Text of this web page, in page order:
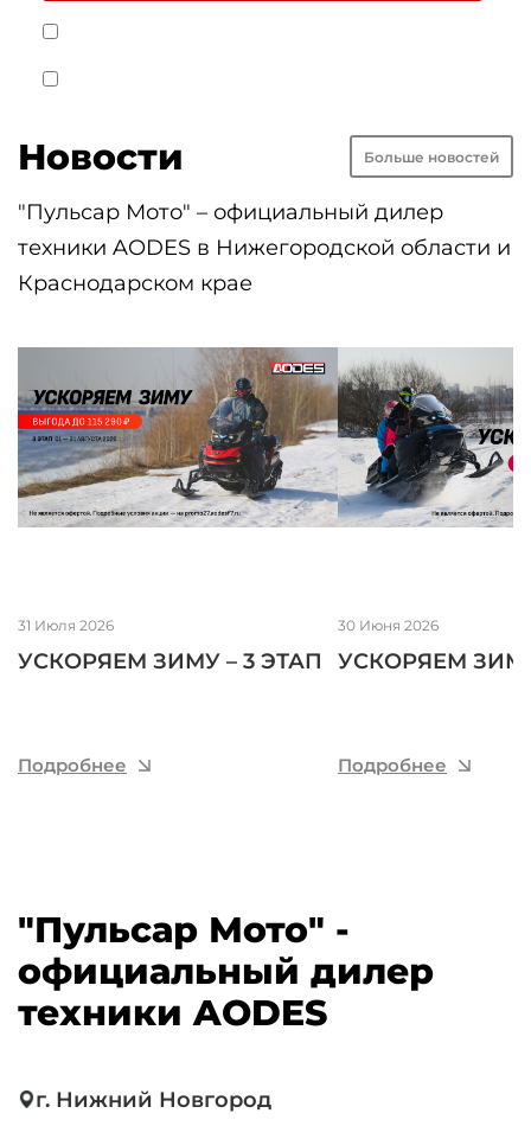
Новости Больше новостей
"Пульсар Мото" – официальный дилер
техники AODES в Нижегородской области и
Краснодарском крае
31 Июля 2026
УСКОРЯЕМ ЗИМУ – 3 ЭТАП
Подробнее
30 Июня 2026
УСКОРЯЕМ
Подробнее
"Пульсар Мото" -
официальный дилер
техники AODES
г. Нижний Новгород